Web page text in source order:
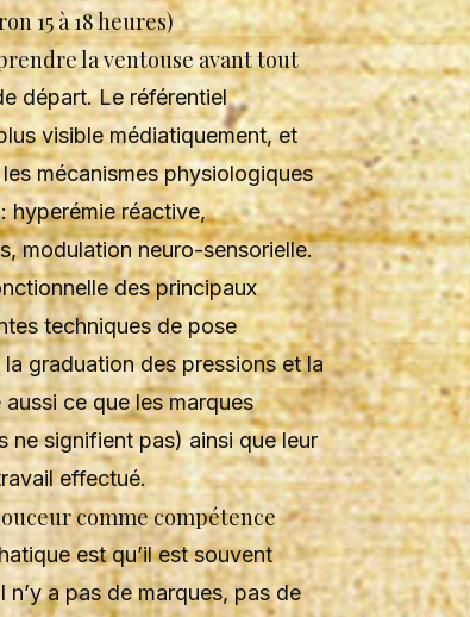
15 à 18 heures)
la ventouse avant tout
départ. Le référentiel
visible médiatiquement, et
mécanismes physiologiques
hyperémie réactive,
modulation neuro-sensorielle.
des principaux
techniques de pose
graduation des pressions et la
ce que les marques
ne signifient pas) ainsi que leur
effectué.
comme compétence
est qu’il est souvent
a pas de marques, pas de